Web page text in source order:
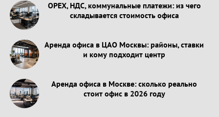
OPEX, НДС, коммунальные платежи: из чего
складывается стоимость офиса
Аренда офиса в ЦАО Москвы: районы, ставки
и кому подходит центр
Аренда офиса в Москве: сколько реально
стоит офис в 2026 году